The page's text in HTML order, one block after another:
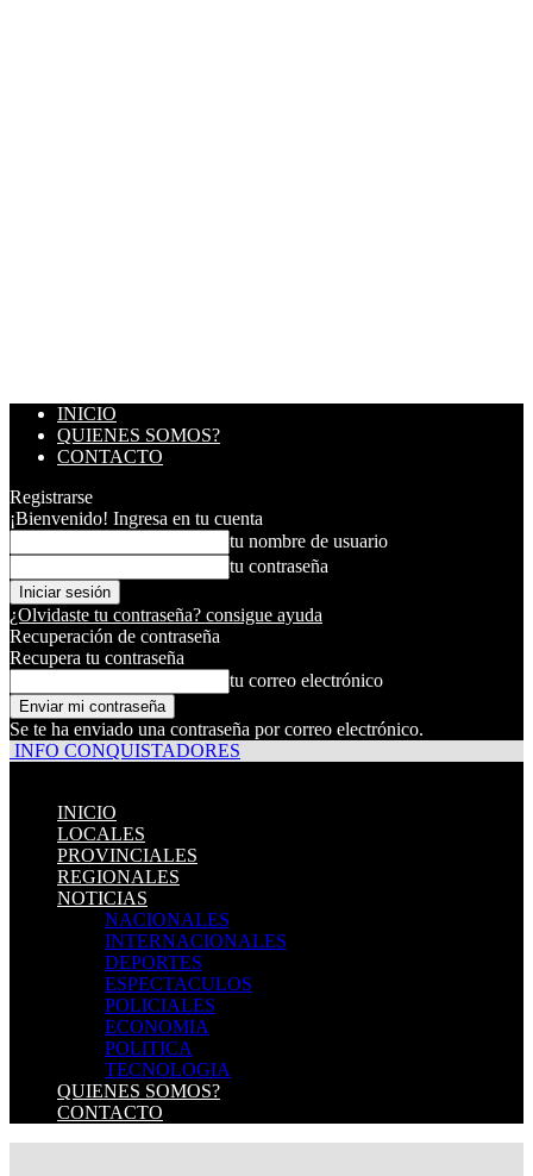
INICIO
QUIENES SOMOS?
CONTACTO
Registrarse
¡Bienvenido! Ingresa en tu cuenta
tu nombre de usuario
tu contraseña
¿Olvidaste tu contraseña? consigue ayuda
Recuperación de contraseña
Recupera tu contraseña
tu correo electrónico
Se te ha enviado una contraseña por correo electrónico.
INFO CONQUISTADORES
INICIO
LOCALES
PROVINCIALES
REGIONALES
NOTICIAS
NACIONALES
INTERNACIONALES
DEPORTES
ESPECTACULOS
POLICIALES
ECONOMIA
POLITICA
TECNOLOGIA
QUIENES SOMOS?
CONTACTO